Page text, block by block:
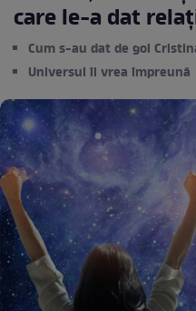
care le-a dat
Cum s-au dat de gol
Universul îi vrea împreună